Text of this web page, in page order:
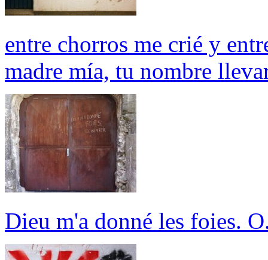
entre chorros me crié y
madre mía, tu nombre
Dieu m'a donné les foies.